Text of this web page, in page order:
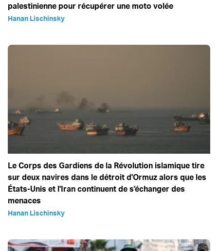
palestinienne pour récupérer une moto volée
Hanan Lischinsky
Le Corps des Gardiens de la Révolution islamique tire
sur deux navires dans le détroit d'Ormuz alors que les
États-Unis et l'Iran continuent de s'échanger des
menaces
Hanan Lischinsky